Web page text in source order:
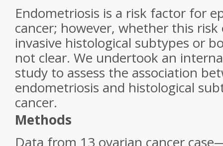
Endometriosis is a risk factor for
cancer; however, whether this
invasive histological subtypes or
not clear. We undertook an
study to assess the association
endometriosis and histological
cancer.
Methods
Data from 13 ovarian cancer